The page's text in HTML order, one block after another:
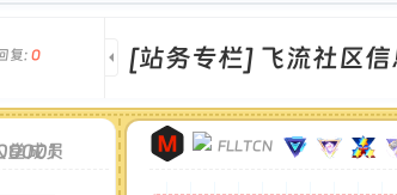
复: 0 [站务专栏] 飞流社区
FLLTCN